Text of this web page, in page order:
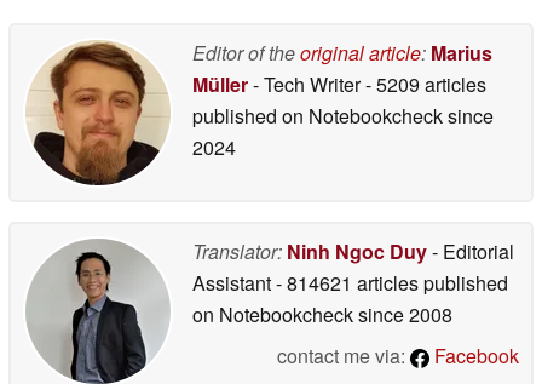
Editor of theoriginal article: Marius
Müller- Tech Writer- 5209 articles
published on Notebookchecksince
2024
Translator: Ninh Ngoc Duy- Editorial
Assistant- 814621 articles published
on Notebookchecksince 2008
contact me via:
Facebook